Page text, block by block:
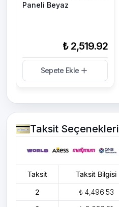
Paneli Beyaz
₺ 2,519.92
Sepete Ekle
Taksit Seçenekleri
Taksit Taksit Bilgisi
2 ₺ 4,496.53